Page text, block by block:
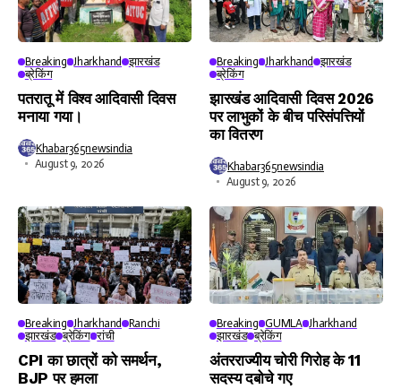
Breaking Jharkhand
झारखंड
ब्रेकिंग
पतरातू में विश्व आदिवासी दिवस
मनाया गया।
Khabar365newsindia
August 9, 2026
Breaking Jharkhand
झारखंड
ब्रेकिंग
झारखंड आदिवासी दिवस 2026
पर लाभुकों के बीच परिसंपत्तियों
का वितरण
Khabar365newsindia
August 9, 2026
Breaking Jharkhand
Ranchi
झारखंड ब्रेकिंग रांची
CPI का छात्रों को समर्थन,
BJP पर हमला
Breaking GUMLA Jharkhand
झारखंड ब्रेकिंग
अंतरराज्यीय चोरी गिरोह के 11
सदस्य दबोचे गए